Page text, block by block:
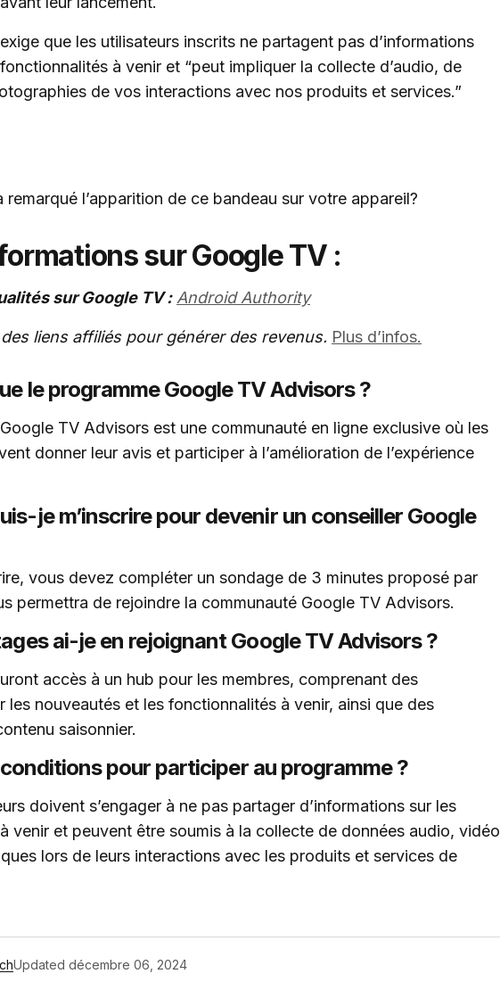
que les utilisateurs inscrits ne partagent pas d’informations
à venir et “peut impliquer la collecte d’audio, de
de vos interactions avec nos produits et services.”
l’apparition de ce bandeau sur votre appareil?
sur Google TV :
sur Google TV : Android Authority
liens affiliés pour générer des revenus. Plus d’infos.
le programme Google TV Advisors ?
TV Advisors est une communauté en ligne exclusive où les
donner leur avis et participer à l’amélioration de l’expérience
je m’inscrire pour devenir un conseiller Google
vous devez compléter un sondage de 3 minutes proposé par
permettra de rejoindre la communauté Google TV Advisors.
ai-je en rejoignant Google TV Advisors ?
accès à un hub pour les membres, comprenant des
les nouveautés et les fonctionnalités à venir, ainsi que des
saisonnier.
pour participer au programme ?
doivent s’engager à ne pas partager d’informations sur les
venir et peuvent être soumis à la collecte de données audio, vidéo
lors de leurs interactions avec les produits et services de
Updated décembre 06, 2024